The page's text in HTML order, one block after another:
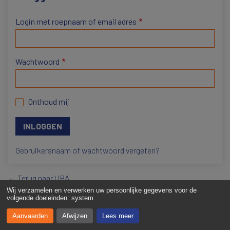
Wij verzamelen en verwerken uw persoonlijke gegevens voor de
volgende doeleinden: system.
Aanvaarden Afwijzen Lees meer
Login met roepnaam of email adres
Wachtwoord
Onthoud mij
Gebruikersnaam of wachtwoord vergeten?
← Terug naar UBA